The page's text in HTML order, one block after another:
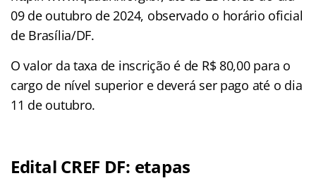
09 de outubro de 2024, observado o horário oficial
de Brasília/DF.
O valor da taxa de inscrição é de R$ 80,00 para o
cargo de nível superior e deverá ser pago até o dia
11 de outubro.
Edital CREF DF: etapas